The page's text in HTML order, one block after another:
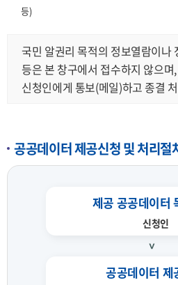
등)
국민 알권리 목적의 정보열람이나
등은 본 창구에서 접수하지 않으
신청인에게 통보(메일)하고 종결
공공데이터 제공신청 및 처리절
제공 공공데이터
신청인
공공데이터 제